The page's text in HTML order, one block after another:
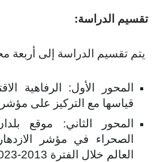
الدراسة:
تقسيم الدراسة إلى أربعة
المحور الأول: الرفاهية
قياسها مع التركيز على مؤشر
المحور الثاني: موقع بلدان
الصحراء في مؤشر الازدهار
العالم خلال الفترة 2013-2023م.